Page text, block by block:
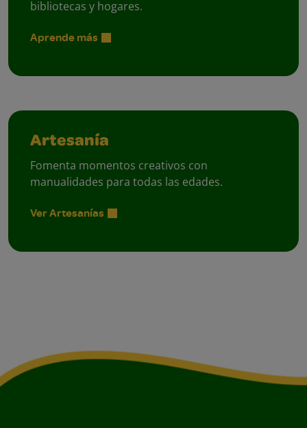
bibliotecas y hogares.
Aprende más
Artesanía
Fomenta momentos creativos con
manualidades para todas las edades.
Ver Artesanías